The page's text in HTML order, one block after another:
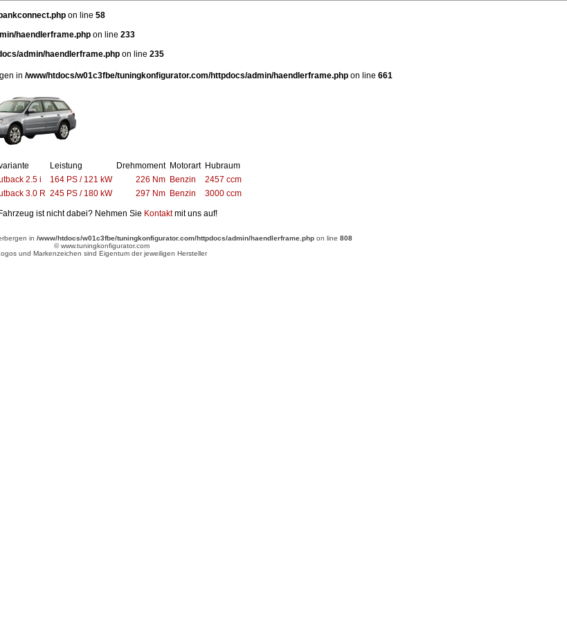
on line 58
haendlerframe.php on line 233
admin/haendlerframe.php on line 235
in /www/htdocs/w01c3fbe/tuningkonfigurator.com/httpdocs/admin/haendlerframe.phpon line 661
Leistung Drehmoment Motorart
Hubraum
2.5 i
164 PS / 121 kW 226 Nm Benzin
2457 ccm
3.0 R 245 PS / 180 kW 297 Nm Benzin 3000 ccm
ist nicht dabei? Nehmen Sie Kontaktmit uns auf!
in /www/htdocs/w01c3fbe/tuningkonfigurator.com/httpdocs/admin/haendlerframe.php on line 808
© www.tuningkonfigurator.com
und Markenzeichen sind Eigentum der jeweiligen Hersteller